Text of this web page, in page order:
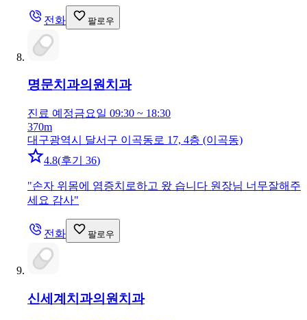
전화 팔로우
명문치과의원치과
진료 예정금요일 09:30 ~ 18:30
370m
대구광역시 달서구 이곡동로 17, 4층 (이곡동)
4.8(후기 36)
"손자 위몸에 염증치로하고 왔 습니다 원장님 너무잘해주
세요 감사"
전화 팔로우
신세계치과의원 치과